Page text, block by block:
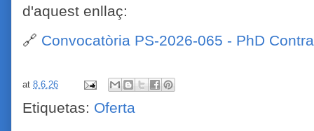
d'aquest enllaç:
🔗 Convocatòria PS-2026-065 - PhD
at 8.6.26
Etiquetas: Oferta